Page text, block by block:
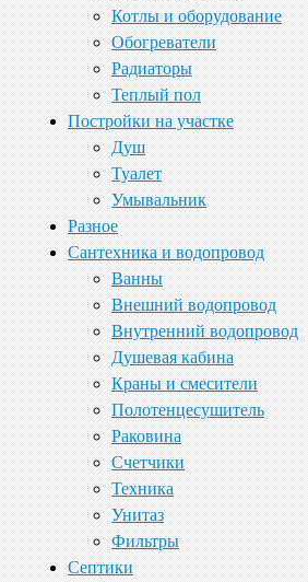
Котлы и оборудование
Обогреватели
Радиаторы
Теплый пол
Постройки на участке
Душ
Туалет
Умывальник
Разное
Сантехника и водопровод
Ванны
Внешний водопровод
Внутренний водопровод
Душевая кабина
Краны и смесители
Полотенцесушитель
Раковина
Счетчики
Техника
Унитаз
Фильтры
Септики